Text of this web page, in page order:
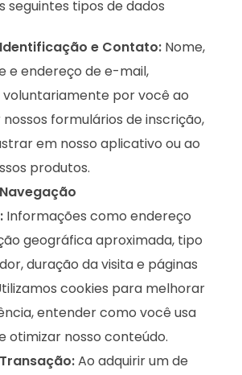
seguintes tipos de dados
e Contato:Nome,
e endereço de e-mail,
por você ao
formulários de inscrição,
em nosso aplicativo ou ao
produtos.
Informações como endereço
geográfica aproximada, tipo
duração da visita e páginas
cookies para melhorar
entender como você usa
otimizar nosso conteúdo.
Ao adquirir um de